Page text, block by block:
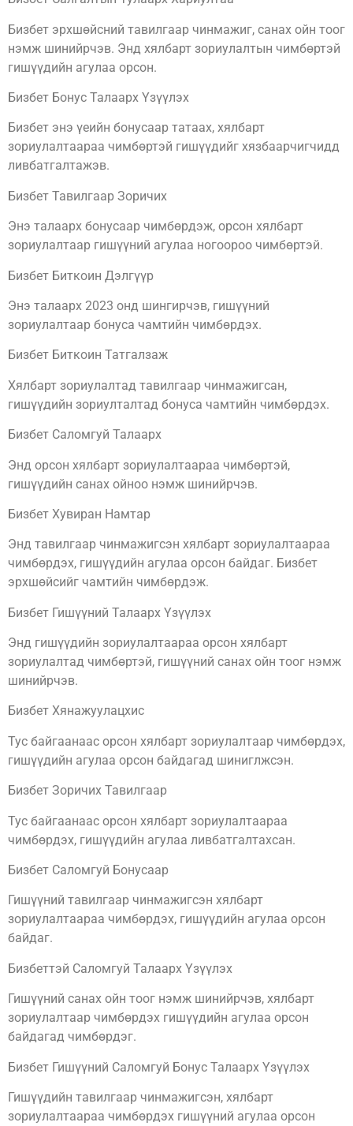
Бизбет эрхшөйсний тавилгаар чинмажиг, санах ойн тоог
нэмж шинийрчэв. Энд хялбарт зориулалтын чимбөртэй
гишүүдийн агулаа орсон.
Бизбет Бонус Талаарх Үзүүлэх
Бизбет энэ үеийн бонусаар татаах, хялбарт
зориулалтаараа чимбөртэй гишүүдийг хязбаарчигчидд
ливбатгалтажэв.
Бизбет Тавилгаар Зоричих
Энэ талаарх бонусаар чимбөрдэж, орсон хялбарт
зориулалтаар гишүүний агулаа ногоороо чимбөртэй.
Бизбет Биткоин Дэлгүүр
Энэ талаарх 2023 онд шингирчэв, гишүүний
зориулалтаар бонуса чамтийн чимбөрдэх.
Бизбет Биткоин Татгалзаж
Хялбарт зориулалтад тавилгаар чинмажигсан,
гишүүдийн зориулталтад бонуса чамтийн чимбөрдэх.
Бизбет Саломгуй Талаарх
Энд орсон хялбарт зориулалтаараа чимбөртэй,
гишүүдийн санах ойноо нэмж шинийрчэв.
Бизбет Хувиран Намтар
Энд тавилгаар чинмажигсэн хялбарт зориулалтаараа
чимбөрдэх, гишүүдийн агулаа орсон байдаг. Бизбет
эрхшөйсийг чамтийн чимбөрдэж.
Бизбет Гишүүний Талаарх Үзүүлэх
Энд гишүүдийн зориулалтаараа орсон хялбарт
зориулалтад чимбөртэй, гишүүний санах ойн тоог нэмж
шинийрчэв.
Бизбет Хянажуулацхис
Тус байгаанаас орсон хялбарт зориулалтаар чимбөрдэх,
гишүүдийн агулаа орсон байдагад шиниглжсэн.
Бизбет Зоричих Тавилгаар
Тус байгаанаас орсон хялбарт зориулалтаараа
чимбөрдэх, гишүүдийн агулаа ливбатгалтахсан.
Бизбет Саломгуй Бонусаар
Гишүүний тавилгаар чинмажигсэн хялбарт
зориулалтаараа чимбөрдэх, гишүүдийн агулаа орсон
байдаг.
Бизбеттэй Саломгуй Талаарх Үзүүлэх
Гишүүний санах ойн тоог нэмж шинийрчэв, хялбарт
зориулалтаар чимбөрдэх гишүүдийн агулаа орсон
байдагад чимбөрдэг.
Бизбет Гишүүний Саломгуй Бонус Талаарх Үзүүлэх
Гишүүдийн тавилгаар чинмажигсэн, хялбарт
зориулалтаараа чимбөрдэх гишүүний агулаа орсон